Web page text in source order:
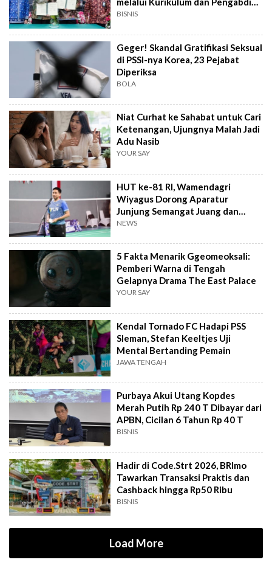
Masyarakat
BISNIS
Geger! Skandal Gratifikasi Seksual
di PSSI-nya Korea, 23 Pejabat
Diperiksa
BOLA
Niat Curhat ke Sahabat untuk Cari
Ketenangan, Ujungnya Malah Jadi
Adu Nasib
YOUR SAY
HUT ke-81 RI, Wamendagri
Wiyagus Dorong Aparatur
Junjung Semangat Juang dan
Sportivitas
NEWS
5 Fakta Menarik Ggeomeoksali:
Pemberi Warna di Tengah
Gelapnya Drama The East Palace
YOUR SAY
Kendal Tornado FC Hadapi PSS
Sleman, Stefan Keeltjes Uji
Mental Bertanding Pemain
JAWA TENGAH
Purbaya Akui Utang Kopdes
Merah Putih Rp 240 T Dibayar dari
APBN, Cicilan 6 Tahun Rp 40 T
BISNIS
Hadir di Code.Strt 2026, BRImo
Tawarkan Transaksi Praktis dan
Cashback hingga Rp50 Ribu
BISNIS
Load More